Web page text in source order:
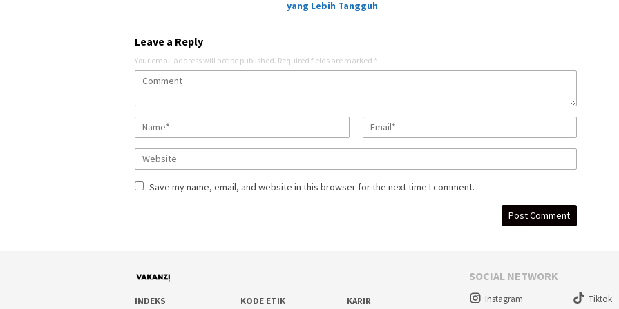
yang Lebih Tangguh
Leave a Reply
Your email address will not be published. Required fields are marked *
Save my name, email, and website in this browser for the next time I comment.
INDEKS KODE ETIK KARIR
SOCIAL NETWORK
Instagram Tiktok